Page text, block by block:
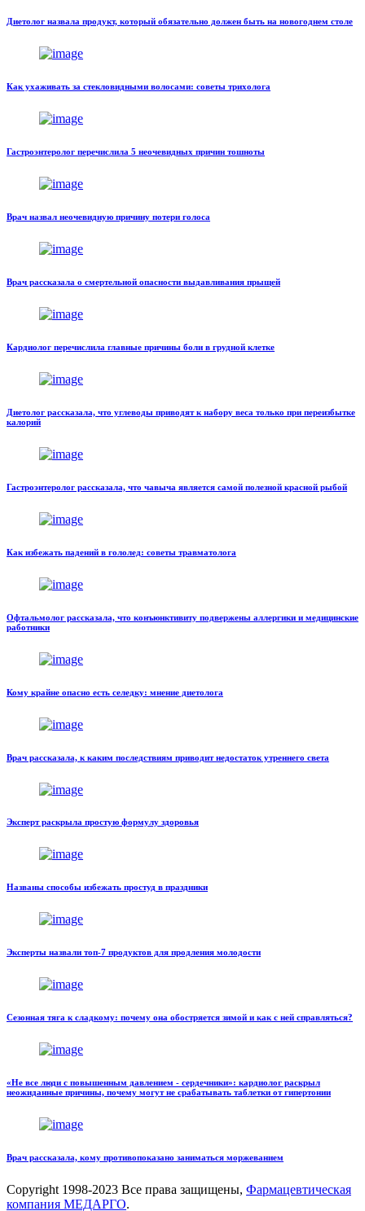
Диетолог назвала продукт, который обязательно должен быть на новогоднем столе
Как ухаживать за стекловидными волосами: советы трихолога
Гастроэнтеролог перечислила 5 неочевидных причин тошноты
Врач назвал неочевидную причину потери голоса
Врач рассказала о смертельной опасности выдавливания прыщей
Кардиолог перечислила главные причины боли в грудной клетке
Диетолог рассказала, что углеводы приводят к набору веса только при переизбытке
калорий
Гастроэнтеролог рассказала, что чавыча является самой полезной красной рыбой
Как избежать падений в гололед: советы травматолога
Офтальмолог рассказала, что конъюнктивиту подвержены аллергики и медицинские
работники
Кому крайне опасно есть селедку: мнение диетолога
Врач рассказала, к каким последствиям приводит недостаток утреннего света
Эксперт раскрыла простую формулу здоровья
Названы способы избежать простуд в праздники
Эксперты назвали топ-7 продуктов для продления молодости
Сезонная тяга к сладкому: почему она обостряется зимой и как с ней справляться?
«Не все люди с повышенным давлением - сердечники»: кардиолог раскрыл
неожиданные причины, почему могут не срабатывать таблетки от гипертонии
Врач рассказала, кому противопоказано заниматься моржеванием
Copyright 1998-2023 Все права защищены, Фармацевтическая
компания МЕДАРГО.